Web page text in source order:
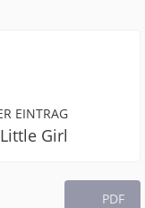
EINTRAG
Little Girl
PDF